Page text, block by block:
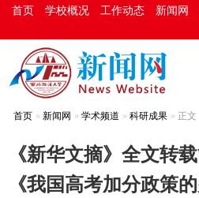
首页 学校概况 工作动态 新闻网
首页 新闻网 学术频道 科研成果 正文
《新华文摘》全文转
《我国高考加分政策